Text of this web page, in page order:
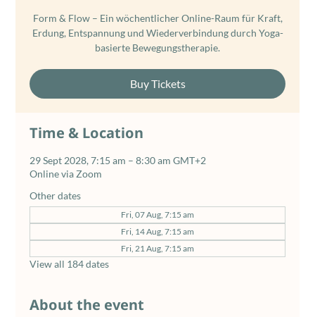
Form & Flow – Ein wöchentlicher Online-Raum für Kraft,
Erdung, Entspannung und Wiederverbindung durch Yoga-
basierte Bewegungstherapie.
Buy Tickets
Time & Location
29 Sept 2028, 7:15 am – 8:30 am GMT+2
Online via Zoom
Other dates
Fri, 07 Aug, 7:15 am
Fri, 14 Aug, 7:15 am
Fri, 21 Aug, 7:15 am
View all 184 dates
About the event